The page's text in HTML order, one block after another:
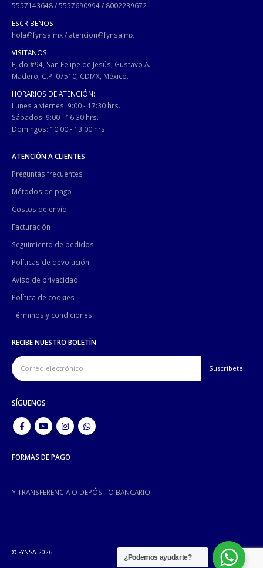
5557143648/5557690994/ 8002239672
ESCRÍBENOS
hola@fynsa.mx/ atencion@fynsa.mx
VISÍTANOS:
Ejido #94, San Felipe de Jesús, Gustavo A.
Madero, C.P. 07510, CDMX, México.
HORARIOS DE ATENCIÓN:
Lunes a viernes: 9:00 - 17:30 hrs.
Sábados: 9:00 - 16:30 hrs.
Domingos: 10:00 - 13:00 hrs.
ATENCIÓN A CLIENTES
Preguntas frecuentes
Métodos de pago
Costos de envío
Facturación
Seguimiento de pedidos
Políticas de devolución
Aviso de privacidad
Política de cookies
Términos y condiciones
RECIBE NUESTRO BOLETÍN
SÍGUENOS
FORMAS DE PAGO
Y TRANSFERENCIA O DEPÓSITO BANCARIO
© FYNSA 2026.
¿Podemos ayudarte?